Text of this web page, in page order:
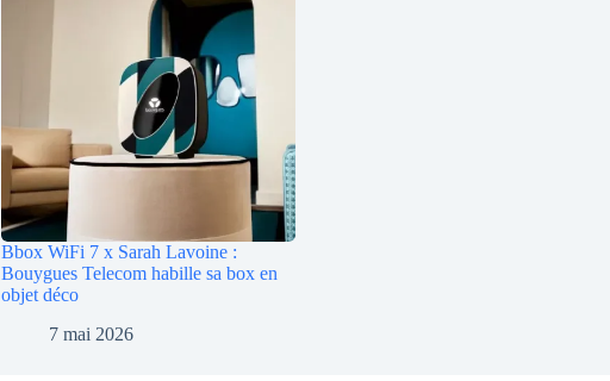
Bbox WiFi 7 x Sarah Lavoine :
Bouygues Telecom habille sa box en
objet déco
7 mai 2026